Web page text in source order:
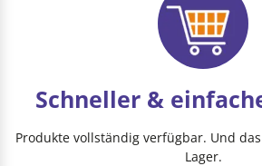
Schneller &
Produkte vollständig verfügbar. Und
Lager.